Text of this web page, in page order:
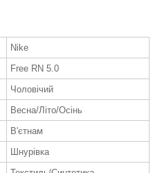
Nike
Free RN 5.0
Чоловічий
Весна/Літо/Осінь
В'єтнам
Шнурівка